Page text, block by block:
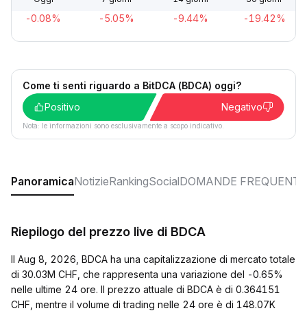
-0.08% -5.05% -9.44% -19.42%
Come ti senti riguardo a BitDCA (BDCA) oggi?
Positivo
Negativo
Nota: le informazioni sono esclusivamente a scopo indicativo.
PanoramicaNotizieRankingSocialDOMANDE FREQUENTI
Riepilogo del prezzo live di BDCA
Il Aug 8, 2026, BDCA ha una capitalizzazione di mercato totale
di 30.03M CHF, che rappresenta una variazione del -0.65%
nelle ultime 24 ore. Il prezzo attuale di BDCA è di 0.364151
CHF, mentre il volume di trading nelle 24 ore è di 148.07K